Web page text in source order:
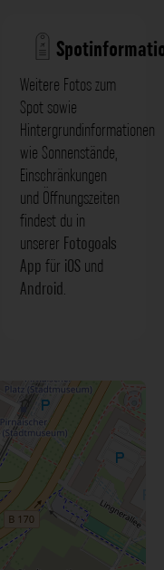
Weitere Fotos zum
Spot sowie
Hintergrundinformationen
wie Sonnenstände,
Einschränkungen
und Öffnungszeiten
findest du in
unserer Fotogoals
App für iOS und
Android.